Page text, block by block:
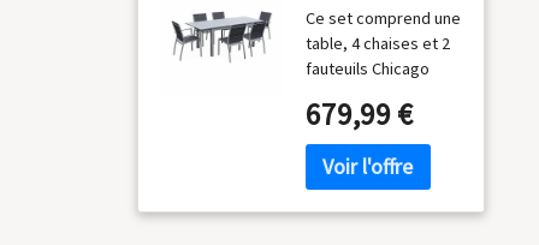
Extensible
Aluminium + 6
assises - Chicago
210 Gris - Table
en Aluminium
150/210cm avec
rallonge et 6
textilène
Ce set comprend une
table, 4 chaises et 2
fauteuils Chicago
très léger Fauteuils
et chaises
empilables Fauteuils
et chaises
empilables
679,99 €